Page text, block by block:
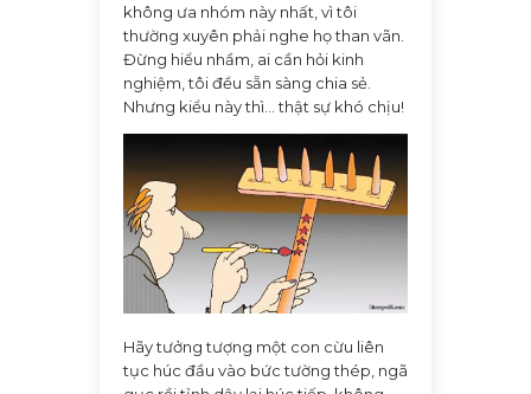
không ưa nhóm này nhất, vì tôi
thường xuyên phải nghe họ than vãn.
Đừng hiểu nhầm, ai cần hỏi kinh
nghiệm, tôi đều sẵn sàng chia sẻ.
Nhưng kiểu này thì… thật sự khó chịu!
Hãy tưởng tượng một con cừu liên
tục húc đầu vào bức tường thép, ngã